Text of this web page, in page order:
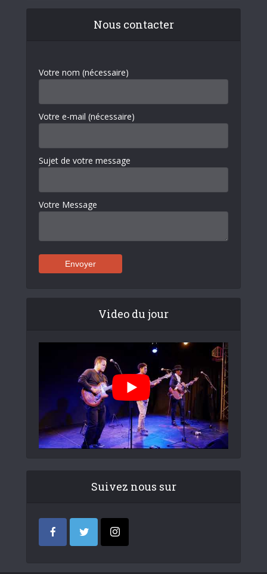
Nous contacter
Votre nom (nécessaire)
Votre e-mail (nécessaire)
Sujet de votre message
Votre Message
Video du jour
Suivez nous sur